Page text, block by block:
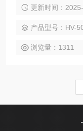
更新时间：
产品型号：HV-
浏览量：1311